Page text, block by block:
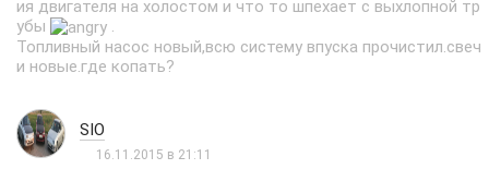
ия двигателя на холостом и что то шпехает с выхлопной тр
убы
.
Топливный насос новый,всю систему впуска прочистил.свеч
и новые.где копать?
SIO
16.11.2015 в 21:11